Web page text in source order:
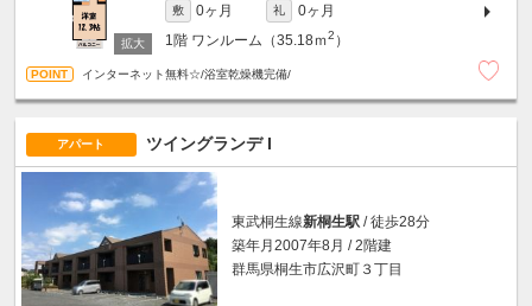
敷 0ヶ月 礼
0ヶ月
1階 ワンルーム（35.18ｍ2 ）
インターネット無料☆/浴室乾燥機完備/
アパート ツイングランデ I
東武桐生線新桐生駅 / 徒歩28分
築年月2007年8月 / 2階建
群馬県桐生市広沢町３丁目